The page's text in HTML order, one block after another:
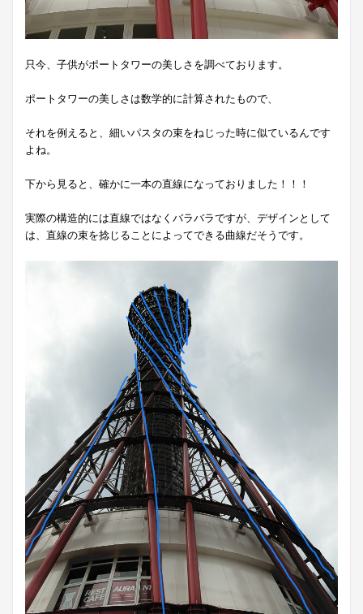
只今、子供がポートタワーの美しさを調べております。
ポートタワーの美しさは数学的に計算されたもので、
それを例えると、細いパスタの束をねじった時に似ているんです
よね。
下から見ると、確かに一本の直線になっておりました！！！
実際の構造的には直線ではなくバラバラですが、デザインとして
は、直線の束を捻じることによってできる曲線だそうです。